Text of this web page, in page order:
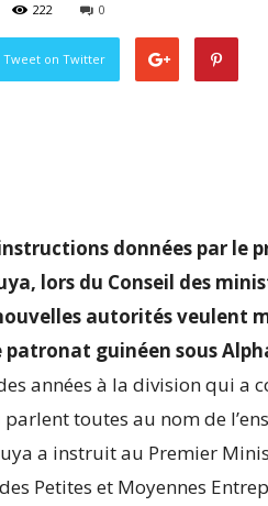
222 0
Tweet on Twitter
instructions données par
lors du Conseil des
autorités veulent
patronat guinéen sous
années à la division qui a
toutes au nom de
a instruit au Premier
Petites et Moyennes